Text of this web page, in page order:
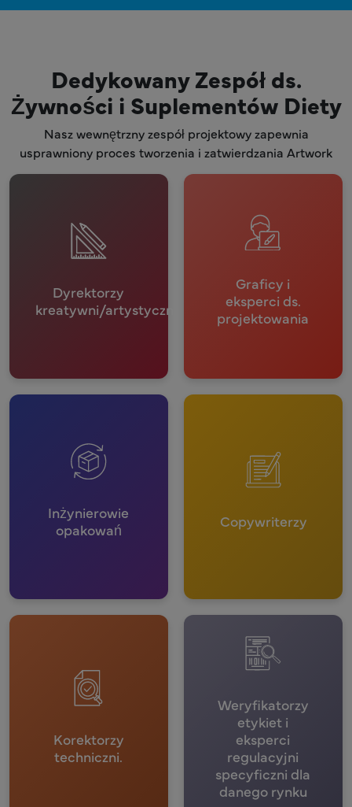
Dedykowany Zespół ds.
Żywności i Suplementów Diety
Nasz wewnętrzny zespół projektowy zapewnia
usprawniony proces tworzenia i zatwierdzania Artwork
Dyrektorzy
kreatywni/artystyczni
Graficy i
eksperci ds.
projektowania
Inżynierowie
opakowań
Copywriterzy
Korektorzy
techniczni.
Weryfikatorzy
etykiet i
eksperci
regulacyjni
specyficzni dla
danego rynku